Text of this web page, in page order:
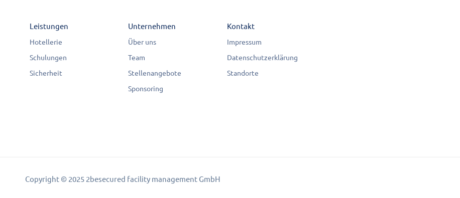
Leistungen
Hotellerie
Schulungen
Sicherheit
Unternehmen
Über uns
Team
Stellenangebote
Sponsoring
Kontakt
Impressum
Datenschutzerklärung
Standorte
Copyright © 2025 2besecured facility management GmbH